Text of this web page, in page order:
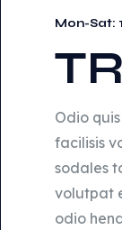
Mon-Sat:
Odio
facilisis
sodales
volutpat
odio